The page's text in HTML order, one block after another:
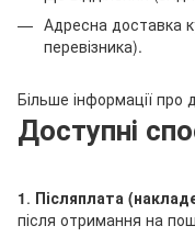
Адресна доставка
перевізника).
Більше інформації про
Доступні
1. Післяплата
після отримання на